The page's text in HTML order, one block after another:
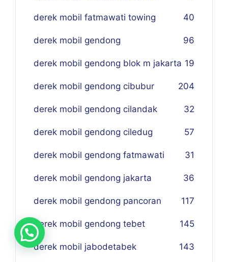
derek mobil fatmawati towing 40
derek mobil gendong 96
derek mobil gendong blok m jakarta 19
derek mobil gendong cibubur 204
derek mobil gendong cilandak 32
derek mobil gendong ciledug 57
derek mobil gendong fatmawati 31
derek mobil gendong jakarta 36
derek mobil gendong pancoran 117
derek mobil gendong tebet 145
derek mobil jabodetabek 143